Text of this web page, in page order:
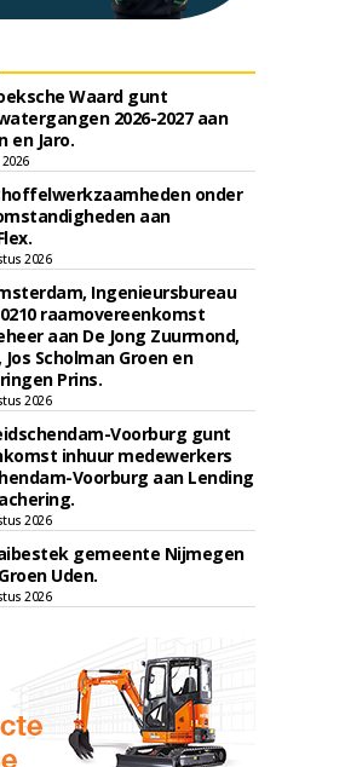
Waard gunt
2026-2027 aan
en Jaro.
onder
aan
2026
Ingenieursbureau
raamovereenkomst
aan De Jong Zuurmond,
Scholman Groen en
Prins.
2026
Voorburg gunt
inhuur medewerkers
Voorburg aan Lending
2026
gemeente Nijmegen
Uden.
2026